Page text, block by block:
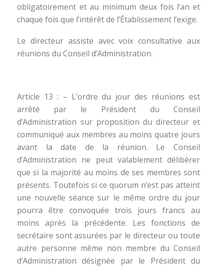
obligatoirement et au minimum deux fois l’an et
chaque fois que l’intérêt de l’Établissement l’exige.
Le directeur assiste avec voix consultative aux
réunions du Conseil d’Administration.
Article 13 : – L’ordre du jour des réunions est
arrêté par le Président du Conseil
d’Administration sur proposition du directeur et
communiqué aux membres au moins quatre jours
avant la date de la réunion. Le Conseil
d’Administration ne peut valablement délibérer
que si la majorité au moins de ses membres sont
présents. Toutefois si ce quorum n’est pas atteint
une nouvelle séance sur le même ordre du jour
pourra être convoquée trois jours francs au
moins après la précédente. Les fonctions de
secrétaire sont assurées par le directeur ou toute
autre personne même non membre du Conseil
d’Administration désignée par le Président du